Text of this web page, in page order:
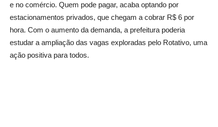
e no comércio. Quem pode pagar, acaba optando por
estacionamentos privados, que chegam a cobrar R$ 6 por
hora. Com o aumento da demanda, a prefeitura poderia
estudar a ampliação das vagas exploradas pelo Rotativo, uma
ação positiva para todos.